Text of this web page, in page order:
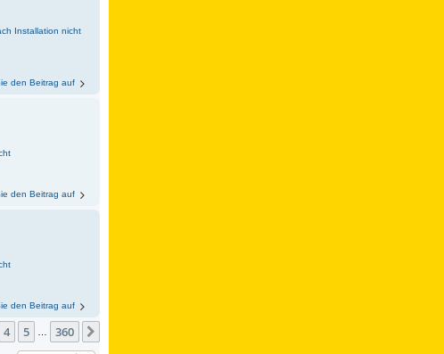
Installation nicht
den Beitrag auf
den Beitrag auf
den Beitrag auf
4 5 360